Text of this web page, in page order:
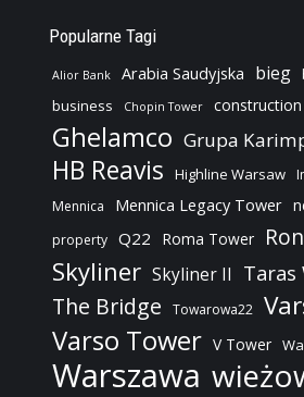
Popularne Tagi
Alior Bank Arabia Saudyjska bieg
business Chopin Tower construction
Ghelamco Grupa
HB Reavis Highline Warsaw
Mennica
Mennica Legacy Tower
property Q22 Roma Tower
Skyliner Skyliner II Taras
The Bridge Towarowa22
Varso Tower V Tower
Warszawa